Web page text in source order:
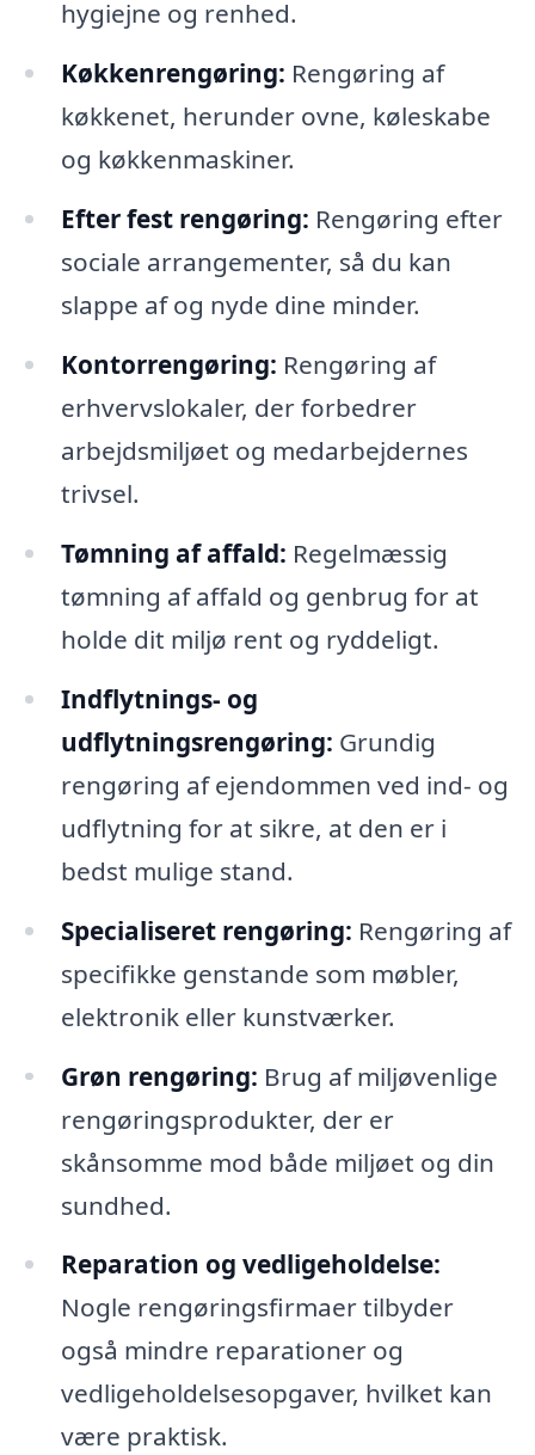
hygiejne og renhed.
Køkkenrengøring: Rengøring af
køkkenet, herunder ovne, køleskabe
og køkkenmaskiner.
Efter fest rengøring: Rengøring efter
sociale arrangementer, så du kan
slappe af og nyde dine minder.
Kontorrengøring: Rengøring af
erhvervslokaler, der forbedrer
arbejdsmiljøet og medarbejdernes
trivsel.
Tømning af affald: Regelmæssig
tømning af affald og genbrug for at
holde dit miljø rent og ryddeligt.
Indflytnings- og
udflytningsrengøring: Grundig
rengøring af ejendommen ved ind- og
udflytning for at sikre, at den er i
bedst mulige stand.
Specialiseret rengøring: Rengøring af
specifikke genstande som møbler,
elektronik eller kunstværker.
Grøn rengøring: Brug af miljøvenlige
rengøringsprodukter, der er
skånsomme mod både miljøet og din
sundhed.
Reparation og vedligeholdelse:
Nogle rengøringsfirmaer tilbyder
også mindre reparationer og
vedligeholdelsesopgaver, hvilket kan
være praktisk.